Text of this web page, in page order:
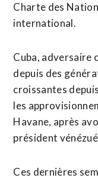
Charte des
international.
Cuba, adversaire
depuis des
croissantes
les
Havane, après
président
Ces dernières